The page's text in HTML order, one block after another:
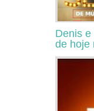
Denis
de hoje